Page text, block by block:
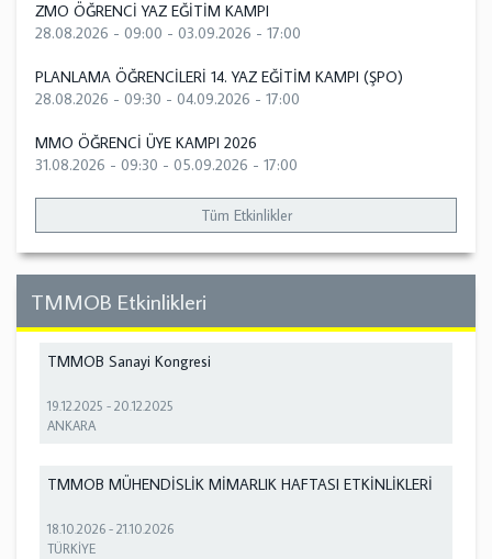
ZMO ÖĞRENCİ YAZ EĞİTİM KAMPI
28.08.2026 - 09:00 - 03.09.2026 - 17:00
PLANLAMA ÖĞRENCİLERİ 14. YAZ EĞİTİM KAMPI (ŞPO)
28.08.2026 - 09:30 - 04.09.2026 - 17:00
MMO ÖĞRENCİ ÜYE KAMPI 2026
31.08.2026 - 09:30 - 05.09.2026 - 17:00
Tüm Etkinlikler
TMMOB Etkinlikleri
TMMOB Sanayi Kongresi
19.12.2025 -20.12.2025
ANKARA
TMMOB MÜHENDİSLİK MİMARLIK HAFTASI ETKİNLİKLERİ
18.10.2026 -21.10.2026
TÜRKİYE